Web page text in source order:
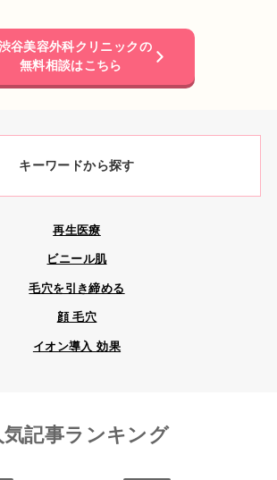
谷美容外科クリニックの
無料相談はこちら
キーワードから探す
再生医療
ビニール肌
毛穴を引き締める
顔 毛穴
イオン導入 効果
気記事ランキング